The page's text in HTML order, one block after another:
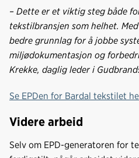
– Dette er et viktig steg både
tekstilbransjen som helhet. Med
bedre grunnlag for å jobbe
miljødokumentasjon og
Krekke, daglig leder i
Se EPDen for Bardal tekstilet
Videre arbeid
Selv om EPD-generatoren for